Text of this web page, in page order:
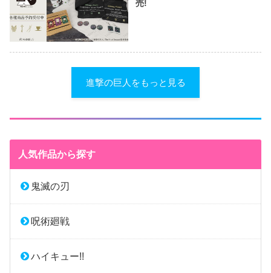
売!
進撃の巨人をもっと見る
人気作品から探す
鬼滅の刃
呪術廻戦
ハイキュー!!